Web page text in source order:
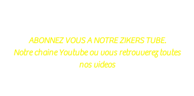
ABONNEZ VOUS A NOTRE ZIKERS TUBE.
Notre chaine Youtube ou vous retrouverez toutes
nos videos